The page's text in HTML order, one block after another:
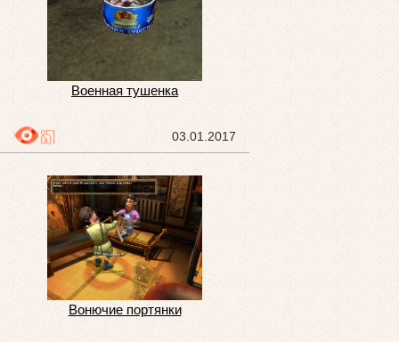
Военная тушенка
03.01.2017
851
Вонючие портянки